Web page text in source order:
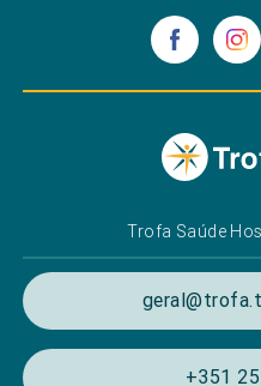
Trofa Saúde
+351